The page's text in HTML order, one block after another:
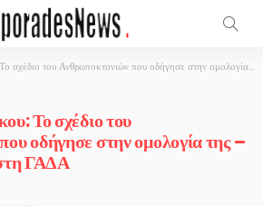
Ανθρωποκτονιών που οδήγησε στην ομολογία της – Γιατί κρατήθηκε στη ΓΑΔΑ
Το σχέδιο του
οδήγησε στην ομολογία της –
ΓΑΔΑ